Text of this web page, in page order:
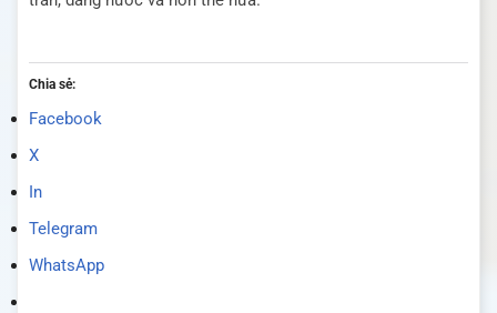
Chia sẻ:
Facebook
X
In
Telegram
WhatsApp